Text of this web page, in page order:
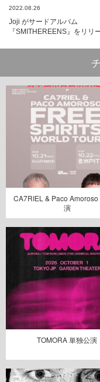
2022.08.26
Joji がサードアルバム
『SMITHEREENS』をリリ
CA7RIEL & Paco Amoroso
演
TOMORA 単独公演